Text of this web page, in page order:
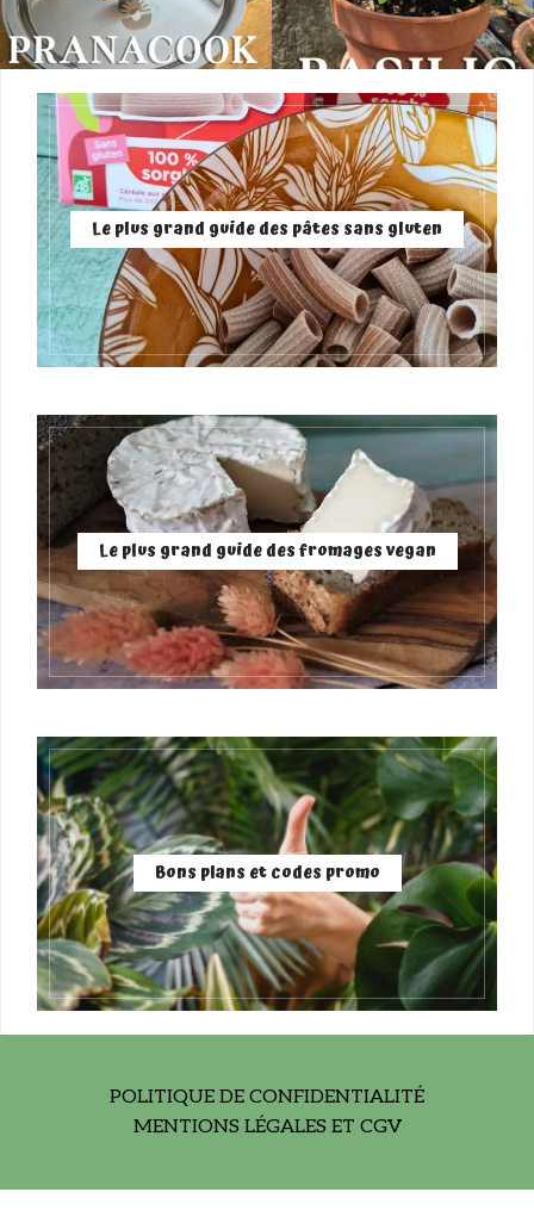
Le plus grand guide des pâtes sans gluten
Le plus grand guide des fromages vegan
Bons plans et codes promo
POLITIQUE DE CONFIDENTIALITÉ
MENTIONS LÉGALES ET CGV